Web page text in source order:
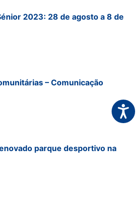
2023: 28 de agosto a 8 de
– Comunicação
parque desportivo na